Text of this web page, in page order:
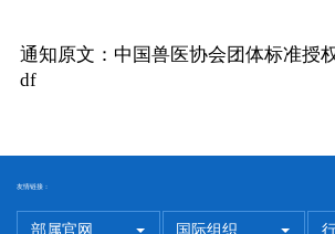
通知原文： 中国兽医协会团体标准授
df
友情链接：
部属官网 国际组织